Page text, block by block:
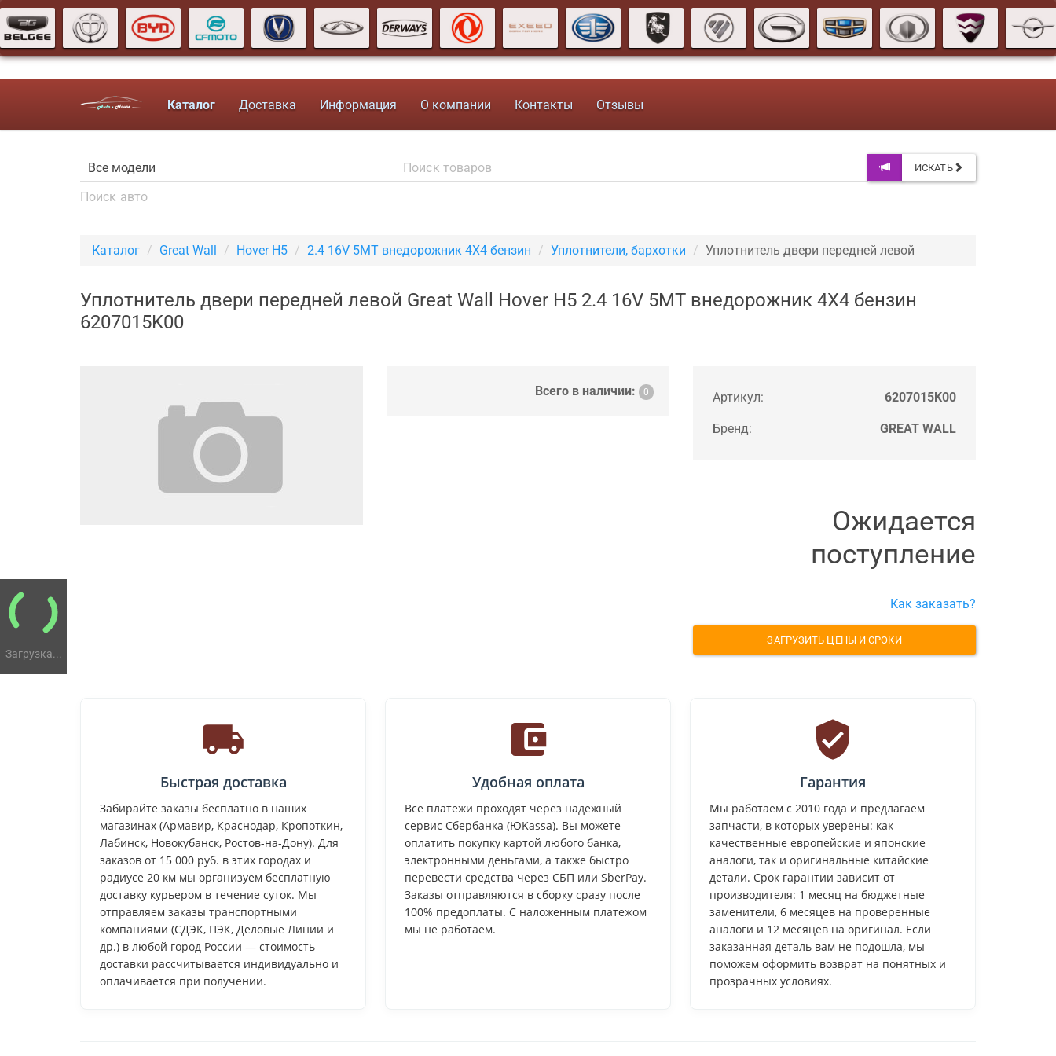
Загрузка...
Каталог Доставка Информация О компании Контакты Отзывы
ИСКАТЬ
Каталог Great Wall Hover H5 2.4 16V 5MT внедорожник 4X4 бензин Уплотнители, бархотки Уплотнитель двери передней левой
Уплотнитель двери передней левой Great Wall Hover H5 2.4 16V 5MT внедорожник 4X4 бензин
6207015K00
Всего в наличии: 0 Артикул: 6207015K00
Бренд: GREAT WALL
Ожидается
поступление
Как заказать?
ЗАГРУЗИТЬ ЦЕНЫ И СРОКИ
Быстрая доставка
Забирайте заказы бесплатно в наших
магазинах (Армавир, Краснодар, Кропоткин,
Лабинск, Новокубанск, Ростов-на-Дону). Для
заказов от 15 000 руб. в этих городах и
радиусе 20 км мы организуем бесплатную
доставку курьером в течение суток. Мы
отправляем заказы транспортными
компаниями (СДЭК, ПЭК, Деловые Линии и
др.) в любой город России — стоимость
доставки рассчитывается индивидуально и
оплачивается при получении.
Удобная оплата
Все платежи проходят через надежный
сервис Сбербанка (ЮKassa). Вы можете
оплатить покупку картой любого банка,
электронными деньгами, а также быстро
перевести средства через СБП или SberPay.
Заказы отправляются в сборку сразу после
100% предоплаты. С наложенным платежом
мы не работаем.
Гарантия
Мы работаем с 2010 года и предлагаем
запчасти, в которых уверены: как
качественные европейские и японские
аналоги, так и оригинальные китайские
детали. Срок гарантии зависит от
производителя: 1 месяц на бюджетные
заменители, 6 месяцев на проверенные
аналоги и 12 месяцев на оригинал. Если
заказанная деталь вам не подошла, мы
поможем оформить возврат на понятных и
прозрачных условиях.